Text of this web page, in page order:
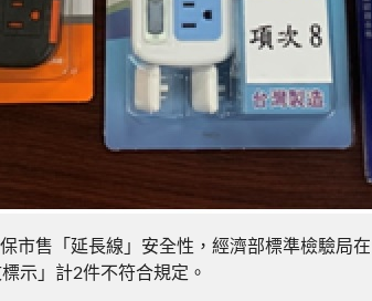
售「延長線」安全性，經濟部標準檢驗局
示」計2件不符合規定。